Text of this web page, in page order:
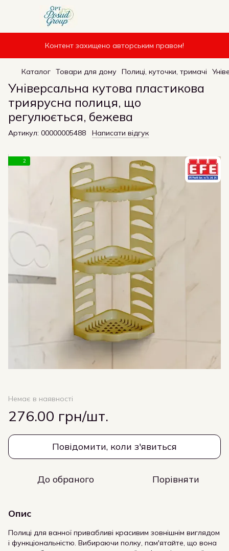
Контент захищено авторським правом!
Каталог Товари для дому Полиці, куточки, тримачі
Універсальна кутова пластикова
триярусна полиця, що
регулюється, бежева
Артикул: 00000005488 Написати відгук
2
Немає в наявності
276.00 грн/шт.
Повідомити, коли з'явиться
До обраного Порівняти
Опис
Полиці для ванної привабливі красивим зовнішнім виглядом
і функціональністю. Вибираючи полку, пам'ятайте, що вона